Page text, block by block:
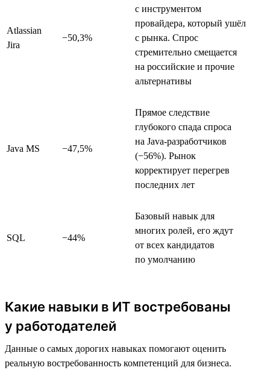
Atlassian
Jira
−50,3%
с инструментом
провайдера, который ушёл
с рынка. Спрос
стремительно смещается
на российские и прочие
альтернативы
Java MS −47,5%
Прямое следствие
глубокого спада спроса
на Java-разработчиков
(−56%). Рынок
корректирует перегрев
последних лет
SQL −44%
Базовый навык для
многих ролей, его ждут
от всех кандидатов
по умолчанию
Какие навыки в ИТ востребованы
у работодателей
Данные о самых дорогих навыках помогают оценить
реальную востребованность компетенций для бизнеса.